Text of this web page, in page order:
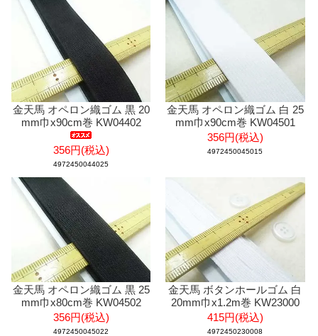
金天馬 オペロン織ゴム 黒 20
mm巾x90cm巻 KW04402
356円(税込)
4972450044025
金天馬 オペロン織ゴム 白 25
mm巾x90cm巻 KW04501
356円(税込)
4972450045015
金天馬 オペロン織ゴム 黒 25
mm巾x80cm巻 KW04502
356円(税込)
4972450045022
金天馬 ボタンホールゴム 白
20mm巾x1.2m巻 KW23000
415円(税込)
4972450230008